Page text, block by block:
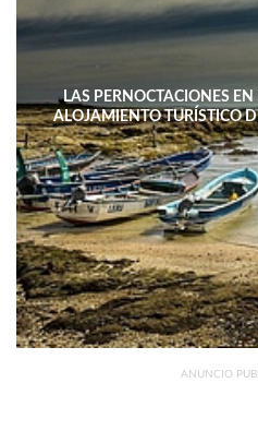
LAS PERNOCTACIONES
ALOJAMIENTO TURÍSTICO
DISMINUYERON
ANUNCIO